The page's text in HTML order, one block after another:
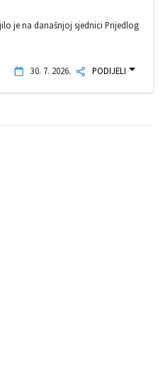
je na današnjoj sjednici Prijedlog
30. 7. 2026. PODIJELI